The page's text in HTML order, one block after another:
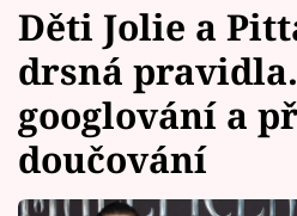
Témata
Celebrity
Vztahy
Děti Jolie a
drsná
googlování a
doučování